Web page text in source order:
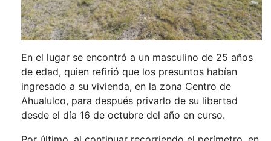
En el lugar se encontró a un masculino de 25 años
de edad, quien refirió que los presuntos habían
ingresado a su vivienda, en la zona Centro de
Ahualulco, para después privarlo de su libertad
desde el día 16 de octubre del año en curso.